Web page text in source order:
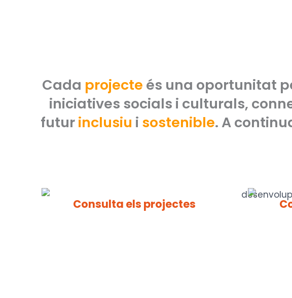
Cada projecte és una oportunitat
iniciatives socials i culturals,
futurinclusiu i sostenible. A
Consulta els projectes